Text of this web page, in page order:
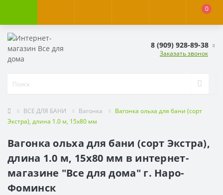
0
8 (909) 928-89-38
Заказать звонок
ВСЕ ДЛЯ БАНИ Вагонка
Вагонка ольха для бани (сорт
Экстра), длина 1.0 м, 15х80 мм
Вагонка ольха для бани (сорт Экстра),
длина 1.0 м, 15х80 мм в интернет-
магазине "Все для дома" г. Наро-
Фоминск